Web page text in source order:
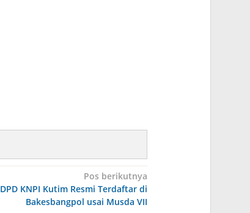
Pos berikutnya
DPD KNPI Kutim Resmi Terdaftar di
Bakesbangpol usai Musda VII